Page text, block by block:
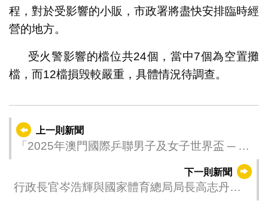
程，對於受影響的小販，市政署將盡快安排臨時經
營的地方。
受火警影響的檔位共24個，當中7個為空置攤
檔，而12檔損毁較嚴重，具體情況待調查。
上一則新聞
「2025年澳門國際乒聯男子及女子世界盃 ─ 由
銀河娛樂集團呈獻」雨果・卡爾德拉諾稱王 孫
穎莎封后
下一則新聞
行政長官岑浩輝與國家體育總局局長高志丹會